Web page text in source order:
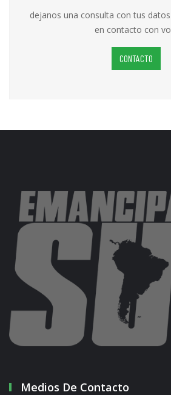
dejanos una consulta con tus
en contacto con
CONTACTO
Medios De Contacto